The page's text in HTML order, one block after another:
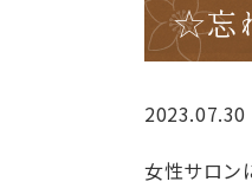
☆忘
2023.07.30
女性サロン